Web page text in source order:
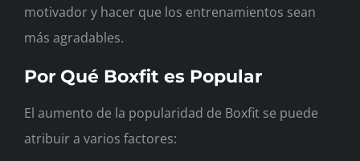
motivador y hacer que los entrenamientos sean
más agradables.
Por Qué Boxfit es Popular
El aumento de la popularidad de Boxfit se puede
atribuir a varios factores: